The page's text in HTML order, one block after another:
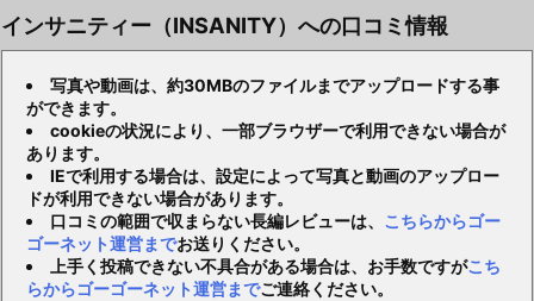
インサニティー（INSANITY）への口コミ情報
写真や動画は、約30MBのファイルまでアップロードする事
ができます。
cookieの状況により、一部ブラウザーで利用できない場合が
あります。
IEで利用する場合は、設定によって写真と動画のアップロー
ドが利用できない場合があります。
口コミの範囲で収まらない長編レビューは、 こちらからゴー
ゴーネット運営までお送りください。
上手く投稿できない不具合がある場合は、お手数ですがこち
らからゴーゴーネット運営までご連絡ください。